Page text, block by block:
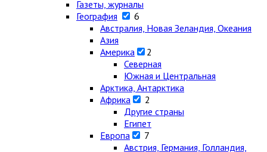
Газеты, журналы
География
6
Австралия, Новая Зеландия, Океания
Азия
Америка
2
Северная
Южная и Центральная
Арктика, Антарктика
Африка
2
Другие страны
Египет
Европа
7
Австрия, Германия, Голландия,